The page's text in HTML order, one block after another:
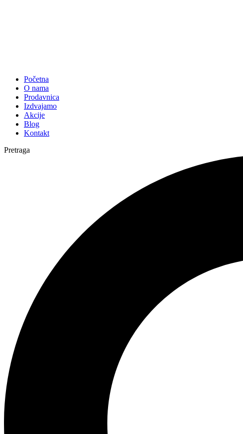
Početna
O nama
Prodavnica
Izdvajamo
Akcije
Blog
Kontakt
Pretraga